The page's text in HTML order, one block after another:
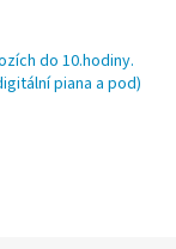
do 10.hodiny.
piana a pod)